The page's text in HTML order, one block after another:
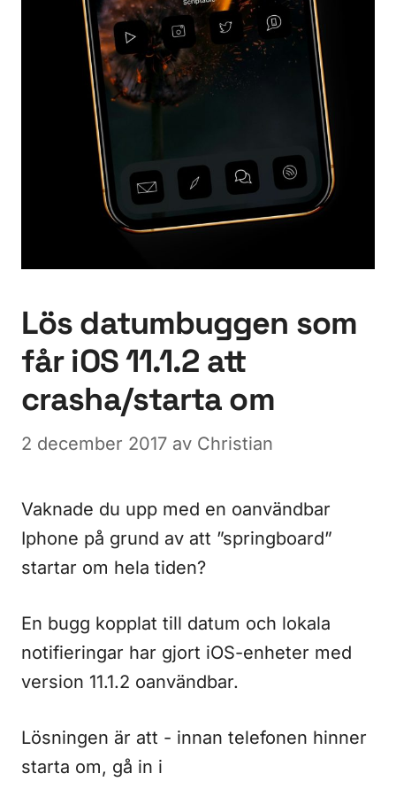
Lös datumbuggen som
får iOS 11.1.2 att
crasha/starta om
2 december 2017 av Christian
Vaknade du upp med en oanvändbar
Iphone på grund av att ”springboard”
startar om hela tiden?
En bugg kopplat till datum och lokala
notifieringar har gjort iOS-enheter med
version 11.1.2 oanvändbar.
Lösningen är att - innan telefonen hinner
starta om, gå in i